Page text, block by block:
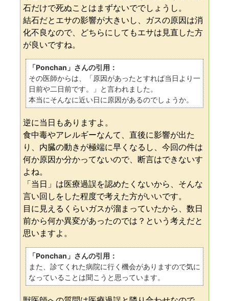
石だけで死ぬことはまずないででしょうし。
結石だとエサの影響が大きいし、ガスの原因は消
化不良なので、どちらにしてもエサは見直した方
が良いですね。
「Ponchan」さんの引用：
その医師からは、「原因があったとすれば当日より一
日前や二日前です。」と言われました。
本当にそんなに近い日に原因があるのでしょうか。
逆に当日もありますよ。
食中毒やアレルギーなんて、直後に影響が出た
り、内臓の動きが極端に早くなるし、今回の件は
何か原因か分かってないので、断言はできないす
よね。
「当日」は医療過誤を認めたくないから、そんな
言い回しをした程度で考えた方がいいです。
目に見えるくらいガスが溜まっていたから、数日
前から何か異変があったのでは？という考えだと
思いますよ。
「Ponchan」さんの引用：
また、診てくれた病院に行く機会がありますので気に
なっていることは聞こうと思っています。